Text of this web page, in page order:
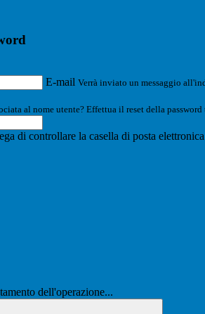
E-mail Verrà inviato un messaggio
al nome utente? Effettua il reset della
di controllare la casella di posta
dell'operazione...